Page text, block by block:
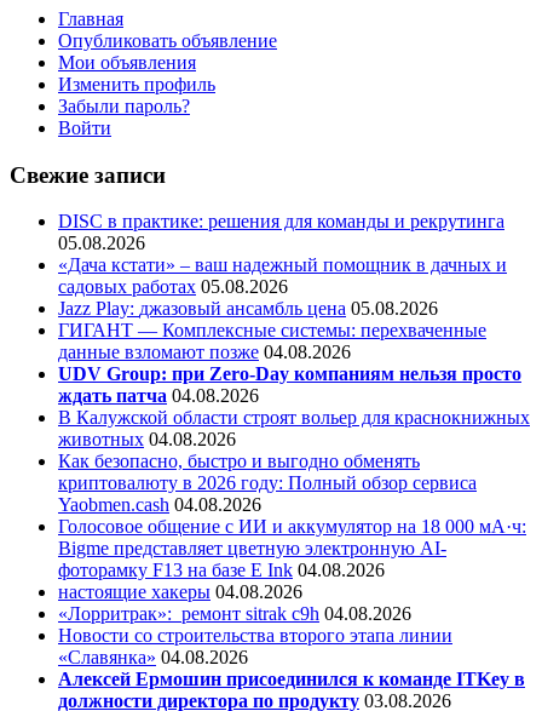
Главная
Опубликовать объявление
Мои объявления
Изменить профиль
Забыли пароль?
Войти
Свежие записи
DISC в практике: решения для команды и рекрутинга
05.08.2026
«Дача кстати» – ваш надежный помощник в дачных и
садовых работах 05.08.2026
Jazz Play: джазовый ансамбль цена 05.08.2026
ГИГАНТ — Комплексные системы: перехваченные
данные взломают позже 04.08.2026
UDV Group: при Zero-Day компаниям нельзя просто
ждать патча 04.08.2026
В Калужской области строят вольер для краснокнижных
животных 04.08.2026
Как безопасно, быстро и выгодно обменять
криптовалюту в 2026 году: Полный обзор сервиса
Yaobmen.cash 04.08.2026
Голосовое общение с ИИ и аккумулятор на 18 000 мА·ч:
Bigme представляет цветную электронную AI-
фоторамку F13 на базе E Ink 04.08.2026
настоящие хакеры 04.08.2026
«Лорритрак»: ремонт sitrak c9h 04.08.2026
Новости со строительства второго этапа линии
«Славянка» 04.08.2026
Алексей Ермошин присоединился к команде ITKey в
должности директора по продукту 03.08.2026